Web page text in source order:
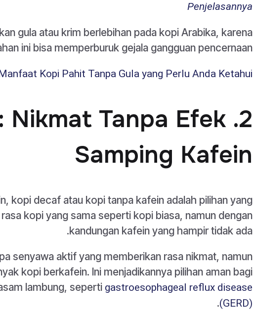
Penjelasannya
gula atau krim berlebihan pada kopi Arabika, karena
ini bisa memperburuk gejala gangguan pencernaan.
Kopi Pahit Tanpa Gula yang Perlu Anda Ketahui
Nikmat Tanpa Efek
Samping Kafein
kopi decaf atau kopi tanpa kafein adalah pilihan yang
kopi yang sama seperti kopi biasa, namun dengan
kandungan kafein yang hampir tidak ada.
senyawa aktif yang memberikan rasa nikmat, namun
kopi berkafein. Ini menjadikannya pilihan aman bagi
lambung, seperti gastroesophageal reflux disease
(GERD)
.